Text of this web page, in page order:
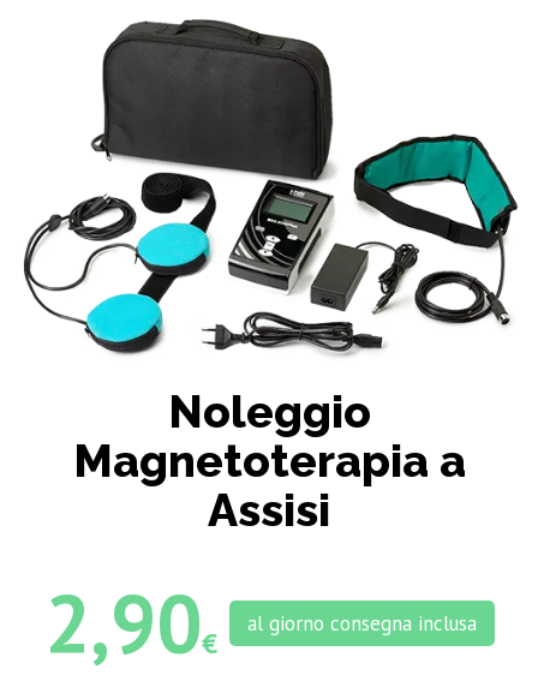
Noleggio
Magnetoterapia a
Assisi
2,90€
al giorno consegna inclusa